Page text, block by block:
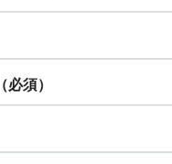
（必須）